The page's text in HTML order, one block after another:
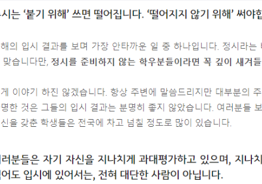
기초한 제 주관으로 작은 조언을 드리고자 합니다. 하지만
주관이므로 비판과 객관의 시선으로 읽어주시길 부탁…